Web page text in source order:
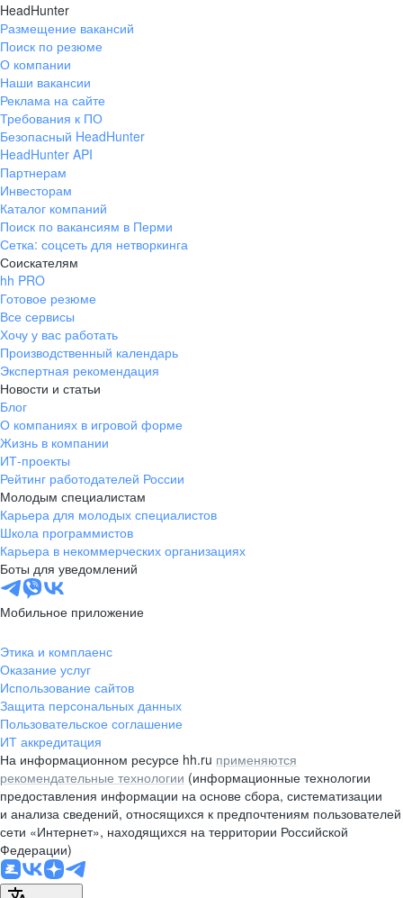
Нам важно, чтобы
вы росли и развивались
с нами
ПРОЗРАЧНАЯ СИСТЕМА МОТИВАЦИИ
Вы понимаете, из чего
складывается доход,
и можете влиять на свой
результат
ПОНЯТНЫЕ КАРЬЕРНЫЕ ВОЗМОЖНОСТИ
Карьерные модели помогают видеть следующий
шаг и знать, что нужно
ОФИС, В КОТОРЫЙ ХОЧЕТСЯ
Стильные и функциональные
пространства, в которых приятно
КОМАНДА, ГДЕ
ВАЖЕН КАЖДЫЙ
Поддержка коллег и атмосфера, в которой
вместе
Работа над проектами, которые влияют
СОВРЕМЕННЫЕ ТЕХНОЛОГИИ
И ИННОВАЦИИ
Актуальные продукты и сервисы, которыми
пользуются миллионы
Достигайте результата,
о комфорте позаботимся мы
Предоставляем все
возможности для развития
Нашим сотрудникам доступны все инструменты для
роста: открытые программы онлайн-обучения,
видеокурсы для развития профессиональных
и личностных навыков, доступ к партнерским
образовательным площадкам.
АО «Газпромбанк» (Акционерное общество)
1. 1-е место в номинации «Программа заботы о сотрудниках» в конкурсе
«Инвестиции в развитие здоровой страны. Лучшие корпоративные практики»,
2025 г.
Мы ждем проактивных и гибких, жадных до знаний
и следящих за трендами.
Входим в топ-3 лучших работодателей среди
О жизни наших команд, событиях и проектах для начинающих
читай на сайте gazprombank.tech.
HeadHunter
Размещение вакансий
Поиск по резюме
О компании
Наши вакансии
Реклама на сайте
Требования к ПО
Безопасный HeadHunter
HeadHunter API
Партнерам
Инвесторам
Каталог компаний
Поиск по вакансиям в Перми
Сетка: соцсеть для нетворкинга
Соискателям
hh PRO
Готовое резюме
Все сервисы
Хочу у вас работать
Производственный календарь
Экспертная рекомендация
Новости и статьи
Блог
О компаниях в игровой форме
Жизнь в компании
ИТ-проекты
Рейтинг работодателей России
Молодым специалистам
Карьера для молодых специалистов
Школа программистов
Карьера в некоммерческих организациях
Боты для уведомлений
Мобильное приложение
Этика и комплаенс
Оказание услуг
Использование сайтов
Защита персональных данных
Пользовательское соглашение
ИТ аккредитация
На информационном ресурсе hh.ru применяются
рекомендательные технологии (информационные технологии
предоставления информации на основе сбора, систематизации
и анализа сведений, относящихся к предпочтениям пользователей
сети «Интернет», находящихся на территории Российской
Федерации)